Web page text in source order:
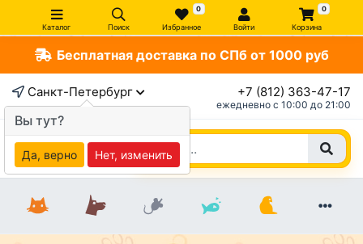
Каталог Поиск
0
Избранное Войти
0
Корзина
Бесплатная доставка по СПб от 1000 руб
Санкт-Петербург +7 (812) 363-47-17
ежедневно c 10:00 до 21:00
Вы тут?
Да, верно Нет, изменить